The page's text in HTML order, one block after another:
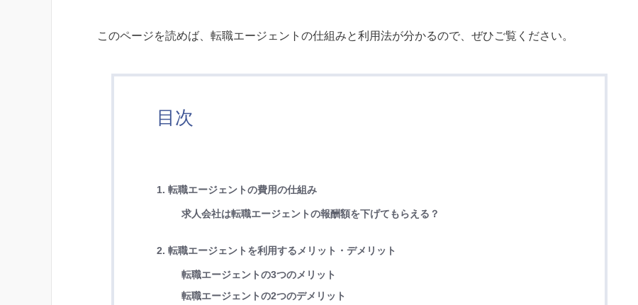
このページを読めば、転職エージェントの仕組みと利用法が分かるので、ぜひご覧ください。
目次
1. 転職エージェントの費用の仕組み
求人会社は転職エージェントの報酬額を下げてもらえる？
2. 転職エージェントを利用するメリット・デメリット
転職エージェントの3つのメリット
転職エージェントの2つのデメリット